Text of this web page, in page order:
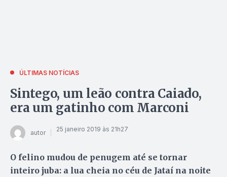
ÚLTIMAS NOTÍCIAS
Sintego, um leão contra Caiado,
era um gatinho com Marconi
autor 25 janeiro 2019 às 21h27
O felino mudou de penugem até se tornar
inteiro juba: a lua cheia no céu de Jataí na noite